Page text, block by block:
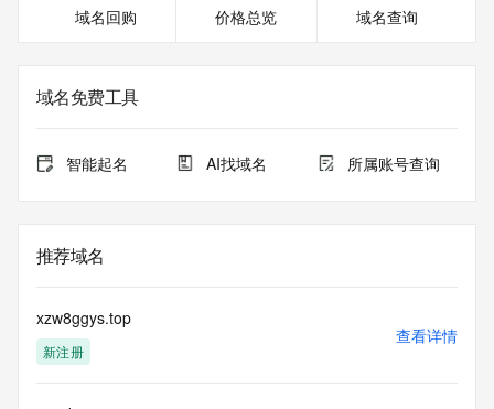
域名回购 价格总览 域名查询
域名免费工具
智能起名 AI找域名 所属账号查询
推荐域名
xzw8ggys.top
新注册
查看详情